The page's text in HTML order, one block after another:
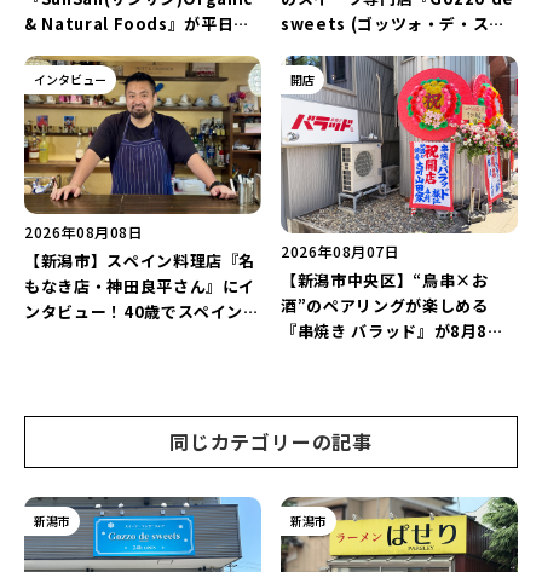
& Natural Foods』が平日ラ
「抗酸化☆レモンチキンカレ
ー」と「美容と健康を考えたプ
レートランチ」を実食レポート
♪
sweets (ゴッツォ・デ・スイ
店…。一部商品は姉妹店で販売
継続！
インタビュー
2026年08月08日
【新潟市】スペイン料理店『名
もなき店・神田良平さん』にイ
ンタビュー！40歳でスペインへ
開店
2026年08月07日
【新潟市中央区】“鳥串×お
酒”のペアリングが楽しめる
『串焼き バラッド』が8月8日
同じカテゴリーの記事
新潟市 新潟市